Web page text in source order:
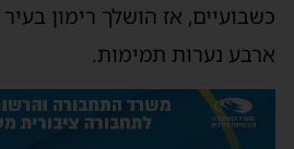
כשבועיים, אז הושלך רימון
ארבע נערות תמימות.